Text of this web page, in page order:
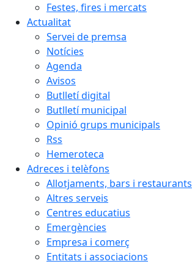
Festes, fires i mercats
Actualitat
Servei de premsa
Notícies
Agenda
Avisos
Butlletí digital
Butlletí municipal
Opinió grups municipals
Rss
Hemeroteca
Adreces i telèfons
Allotjaments, bars i restaurants
Altres serveis
Centres educatius
Emergències
Empresa i comerç
Entitats i associacions